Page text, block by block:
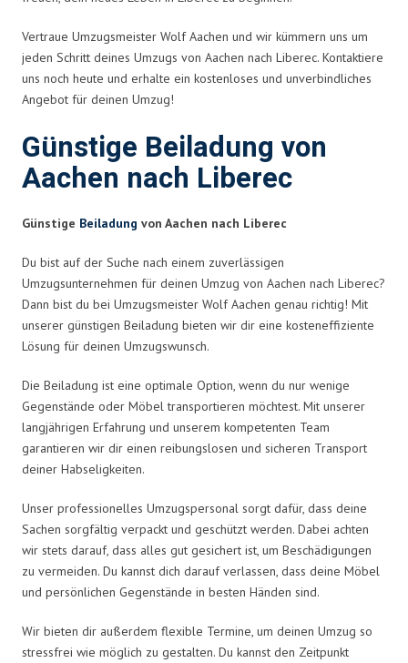
Vertraue Umzugsmeister Wolf Aachen und wir kümmern uns um
jeden Schritt deines Umzugs von Aachen nach Liberec. Kontaktiere
uns noch heute und erhalte ein kostenloses und unverbindliches
Angebot für deinen Umzug!
Günstige Beiladung von
Aachen nach Liberec
Günstige Beiladung von Aachen nach Liberec
Du bist auf der Suche nach einem zuverlässigen
Umzugsunternehmen für deinen Umzug von Aachen nach Liberec?
Dann bist du bei Umzugsmeister Wolf Aachen genau richtig! Mit
unserer günstigen Beiladung bieten wir dir eine kosteneffiziente
Lösung für deinen Umzugswunsch.
Die Beiladung ist eine optimale Option, wenn du nur wenige
Gegenstände oder Möbel transportieren möchtest. Mit unserer
langjährigen Erfahrung und unserem kompetenten Team
garantieren wir dir einen reibungslosen und sicheren Transport
deiner Habseligkeiten.
Unser professionelles Umzugspersonal sorgt dafür, dass deine
Sachen sorgfältig verpackt und geschützt werden. Dabei achten
wir stets darauf, dass alles gut gesichert ist, um Beschädigungen
zu vermeiden. Du kannst dich darauf verlassen, dass deine Möbel
und persönlichen Gegenstände in besten Händen sind.
Wir bieten dir außerdem flexible Termine, um deinen Umzug so
stressfrei wie möglich zu gestalten. Du kannst den Zeitpunkt